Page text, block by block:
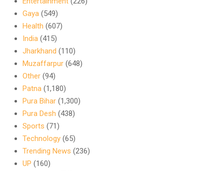
Gaya (549)
Health (607)
India (415)
Jharkhand (110)
Muzaffarpur (648)
Other (94)
Patna (1,180)
Pura Bihar (1,300)
Pura Desh (438)
Sports (71)
Technology (65)
Trending News (236)
UP (160)